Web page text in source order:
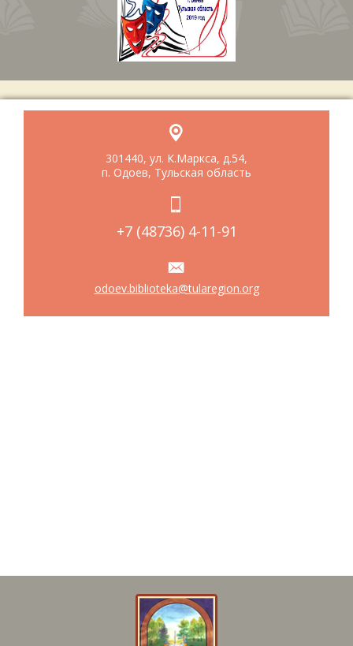
301440, ул. К.Маркса, д.54,
п. Одоев, Тульская область
+7 (48736) 4-11-91
odoev.biblioteka@tularegion.org